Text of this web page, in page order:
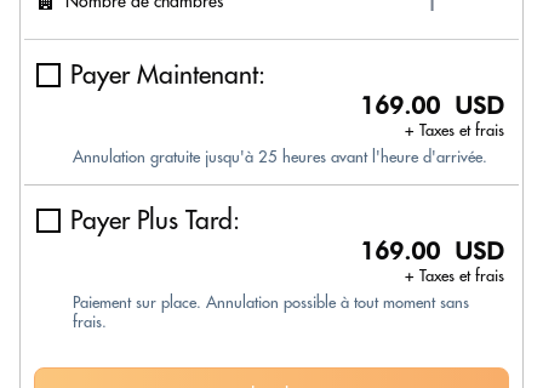
Payer Maintenant:
169.00 USD
+ Taxes et frais
Annulation gratuite jusqu'à 25 heures avant l'heure d'arrivée.
Payer Plus Tard:
169.00 USD
+ Taxes et frais
Paiement sur place. Annulation possible à tout moment sans
frais.